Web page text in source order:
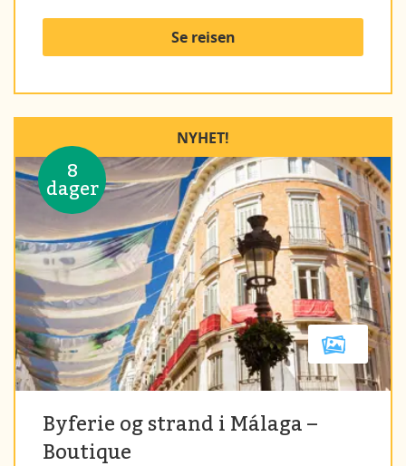
Se reisen
8
dager
NYHET!
Byferie og strand i Málaga –
Boutique